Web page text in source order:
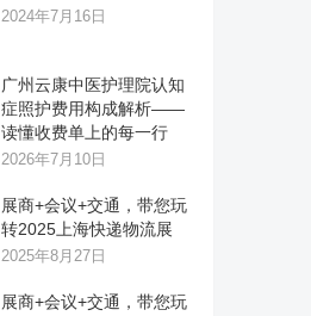
2024年7月16日
广州云康中医护理院认知
症照护费用构成解析——
读懂收费单上的每一行
2026年7月10日
展商+会议+交通，带您玩
转2025上海快递物流展
2025年8月27日
展商+会议+交通，带您玩